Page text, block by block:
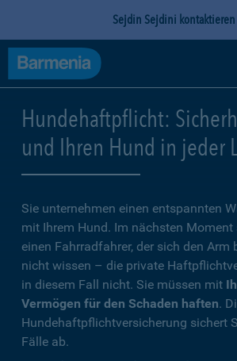
Sejdin Sejdini kontaktieren
Hundehaftpflicht:
und Ihren Hund in jeder
Sie unternehmen einen entspannten
mit Ihrem Hund. Im nächsten Moment
einen Fahrradfahrer, der sich den Arm
nicht wissen – die private
in diesem Fall nicht. Sie müssen mit
Vermögen für den Schaden haften.
Hundehaftpflichtversicherung sichert
Fälle ab.